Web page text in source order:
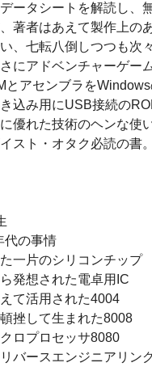
ータシートを解読し、
著者はあえて製作上の
、七転八倒しつつも次
にアドベンチャーゲー
とアセンブラを
込み用にUSB接続の
優れた技術のヘンな使
スト・オタク必読の書。
の事情
一片のシリコンチップ
発想された電卓用IC
て活用された4004
挫して生まれた8008
ロプロセッサ8080
バースエンジニアリン